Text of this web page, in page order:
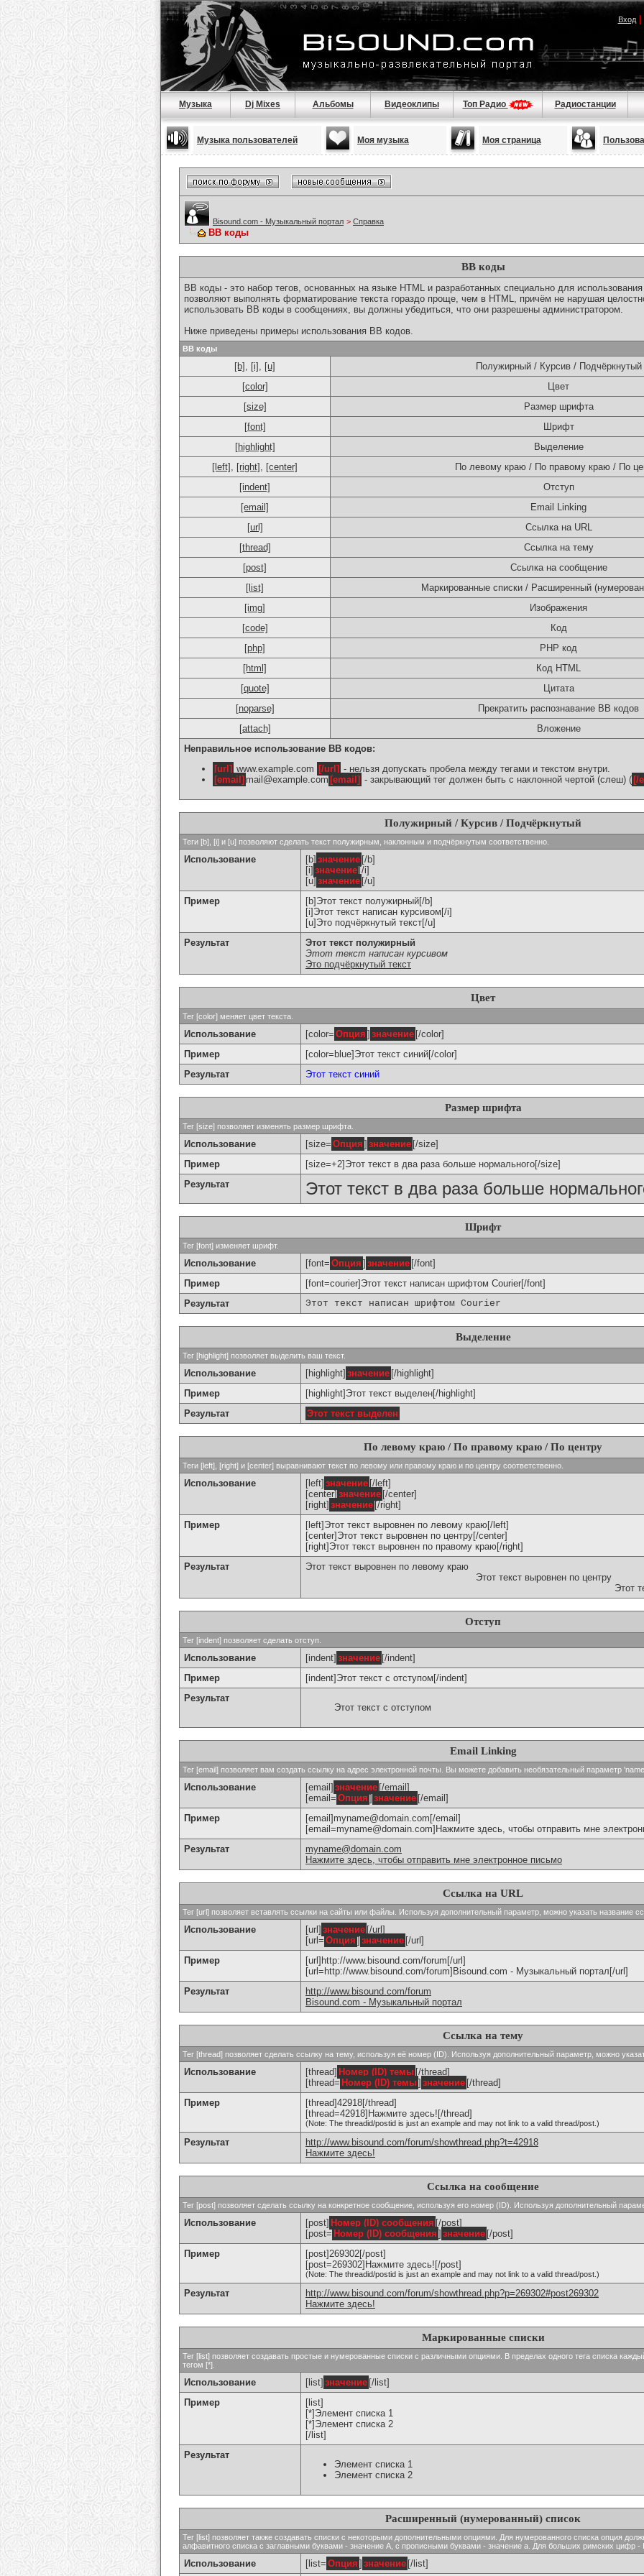
Вход|
Музыка Dj Mixes Альбомы Видеоклипы Топ Радио Радиостанции
Музыка пользователей Моя музыка Моя страница
Bisound.com - Музыкальный портал > Справка
BB коды
BB коды
BB коды - это набор тегов, основанных на языке HTML и разработанных специально для
позволяют выполнять форматирование текста гораздо проще, чем в HTML, причём не нарушая
использовать BB коды в сообщениях, вы должны убедиться, что они разрешены администратором.
Ниже приведены примеры использования BB кодов.
BB коды
[b] , [i] , [u]
Полужирный / Курсив / Подчёркнутый
[color]
Цвет
[size]
Размер шрифта
[font]
Шрифт
[highlight]
Выделение
[left] , [right] , [center]
По левому краю / По правому краю / По
[indent]
Отступ
[email]
Email Linking
[url]
Ссылка на URL
[thread]
Ссылка на тему
[post]
Ссылка на сообщение
[list]
Маркированные списки / Расширенный
[img]
Изображения
[code]
Код
[php]
PHP код
[html]
Код HTML
[quote]
Цитата
[noparse]
Прекратить распознавание BB кодов
[attach]
Вложение
Неправильное использование BB кодов:
[url] www.example.com [/url] - нельзя допускать пробела между тегами и текстом внутри.
[email] mail@example.com [email] - закрывающий тег должен быть с наклонной чертой (слеш) ( [/
Полужирный / Курсив / Подчёркнутый
Теги [b], [i] и [u] позволяют сделать текст полужирным, наклонным и подчёркнутым соответственно.
Использование [b] значение [/b]
[i] значение [/i]
[u] значение [/u]
Пример
[b]Этот текст полужирный[/b]
[i]Этот текст написан курсивом[/i]
[u]Это подчёркнутый текст[/u]
Результат
Этот текст полужирный
Этот текст написан курсивом
Это подчёркнутый текст
Цвет
Тег [color] меняет цвет текста.
Использование [color= Опция ] значение [/color]
Пример
[color=blue]Этот текст синий[/color]
Результат
Этот текст синий
Размер шрифта
Тег [size] позволяет изменять размер шрифта.
Использование [size= Опция ] значение [/size]
Пример
[size=+2]Этот текст в два раза больше нормального[/size]
Результат
Этот текст в два раза больше
Шрифт
Тег [font] изменяет шрифт.
Использование [font= Опция ] значение [/font]
Пример
[font=courier]Этот текст написан шрифтом Courier[/font]
Результат
Этот текст написан шрифтом Courier
Выделение
Тег [highlight] позволяет выделить ваш текст.
Использование [highlight] значение [/highlight]
Пример
[highlight]Этот текст выделен[/highlight]
Результат
Этот текст выделен
По левому краю / По правому краю / По центру
Теги [left], [right] и [center] выравнивают текст по левому или правому краю и по центру соответственно.
Использование [left] значение [/left]
[center] значение [/center]
[right] значение [/right]
Пример
[left]Этот текст выровнен по левому краю[/left]
[center]Этот текст выровнен по центру[/center]
[right]Этот текст выровнен по правому краю[/right]
Результат
Этот текст выровнен по левому краю
Этот текст выровнен по центру
Этот
Отступ
Тег [indent] позволяет сделать отступ.
Использование [indent] значение [/indent]
Пример
[indent]Этот текст с отступом[/indent]
Результат
Этот текст с отступом
Email Linking
Тег [email] позволяет вам создать ссылку на адрес электронной почты. Вы можете добавить необязательный параметр
Использование [email] значение [/email]
[email= Опция ] значение [/email]
Пример
[email]myname@domain.com[/email]
[email=myname@domain.com]Нажмите здесь, чтобы отправить мне
Результат
myname@domain.com
Нажмите здесь, чтобы отправить мне электронное письмо
Ссылка на URL
Тег [url] позволяет вставлять ссылки на сайты или файлы. Используя дополнительный параметр, можно указать название
Использование [url] значение [/url]
[url= Опция ] значение [/url]
Пример
[url]http://www.bisound.com/forum[/url]
[url=http://www.bisound.com/forum]Bisound.com - Музыкальный портал[/url]
Результат
http://www.bisound.com/forum
Bisound.com - Музыкальный портал
Ссылка на тему
Тег [thread] позволяет сделать ссылку на тему, используя её номер (ID). Используя дополнительный параметр, можно
Использование [thread] Номер (ID) темы [/thread]
[thread= Номер (ID) темы] значение [/thread]
Пример
[thread]42918[/thread]
[thread=42918]Нажмите здесь![/thread]
(Note: The threadid/postid is just an example and may not link to a valid thread/post.)
Результат
http://www.bisound.com/forum/showthread.php?t=42918
Нажмите здесь!
Ссылка на сообщение
Тег [post] позволяет сделать ссылку на конкретное сообщение, используя его номер (ID). Используя дополнительный
Использование [post] Номер (ID) сообщения [/post]
[post= Номер (ID) сообщения ] значение [/post]
Пример
[post]269302[/post]
[post=269302]Нажмите здесь![/post]
(Note: The threadid/postid is just an example and may not link to a valid thread/post.)
Результат
http://www.bisound.com/forum/showthread.php?p=269302#post269302
Нажмите здесь!
Маркированные списки
Тег [list] позволяет создавать простые и нумерованные списки с различными опциями. В пределах одного тега списка
тегом [*].
Использование [list] значение [/list]
Пример
[list]
[*]Элемент списка 1
[*]Элемент списка 2
[/list]
Результат
Элемент списка 1
Элемент списка 2
Расширенный (нумерованный) список
Тег [list] позволяет также создавать списки с некоторыми дополнительными опциями. Для нумерованного списка опция
алфавитного списка с заглавными буквами - значение A, с прописными буквами - значение а. Для больших римских цифр -
Использование [list= Опция ] значение [/list]